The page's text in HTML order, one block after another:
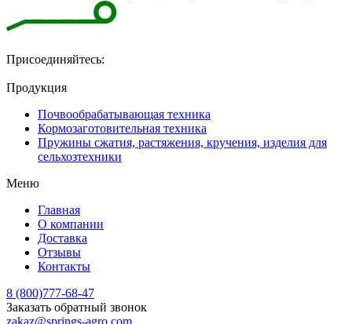
Присоединяйтесь:
Продукция
Почвообрабатывающая техника
Кормозаготовительная техника
Пружины сжатия, растяжения, кручения, изделия для
сельхозтехники
Меню
Главная
О компании
Доставка
Отзывы
Контакты
8 (800)777-68-47
Заказать обратный звонок
zakaz@springs-agro.com